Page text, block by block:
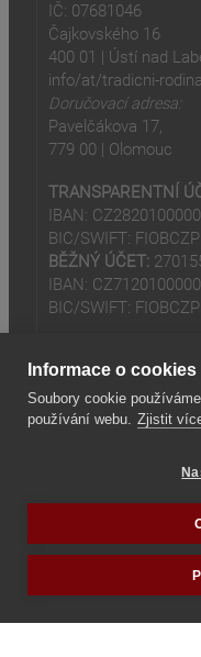
IČ: 07681046
Čajkovského 16
400 01 | Ústí nad
info/at/tradicni-
Doručovací adresa:
Pavelčákova 17,
779 00 | Olomouc
TRANSPARENTNÍ
IBAN:
BIC/SWIFT:
BĚŽNÝ ÚČET:
IBAN:
BIC/SWIFT:
(odkaz je externí)
Informace o
Soubory cookie
používání webu. Zjistit